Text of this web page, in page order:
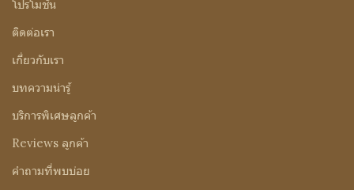
โปรโมชั่น
ติดต่อเรา
เกี่ยวกับเรา
บทความน่ารู้
บริการพิเศษลูกค้า
Reviews ลูกค้า
คำถามที่พบบ่อย